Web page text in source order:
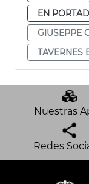
EN
GIUSEPPE
TAVERNES
Nuestras
Redes